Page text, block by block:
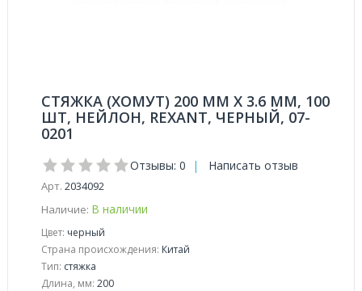
СТЯЖКА (ХОМУТ) 200 ММ Х 3.6 ММ, 100
ШТ, НЕЙЛОН, REXANT, ЧЕРНЫЙ, 07-
0201
Отзывы: 0 | Написать отзыв
Арт. 2034092
Наличие: В наличии
Цвет: черный
Страна происхождения: Китай
Тип: стяжка
Длина, мм: 200